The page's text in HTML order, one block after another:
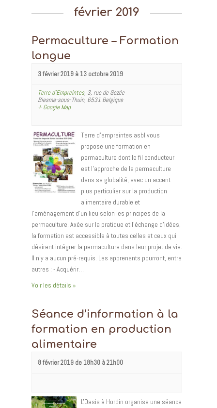
février 2019
Permaculture – Formation
longue
3 février 2019à 13 octobre 2019
Terre d’Empreintes, 3, rue de Gozée
Biesme-sous-Thuin, 6531 Belgique
+ Google Map
Terre d'empreintes asbl vous
propose une formation en
permaculture dont le fil conducteur
est l'approche de la permaculture
dans sa globalité, avec un accent
plus particulier sur la production
alimentaire durable et
l’aménagement d’un lieu selon les principes de la
permaculture. Axée sur la pratique et l'échange d'idées,
la formation est accessible à toutes celles et ceux qui
désirent intégrer la permaculture dans leur projet de vie.
Il n’y a aucun pré-requis. Les apprenants pourront, entre
autres : - Acquérir…
Voir les détails »
Séance d’information à la
formation en production
alimentaire
8 février 2019 de 18h30à21h00
L'Oasis à Hordin organise une séance